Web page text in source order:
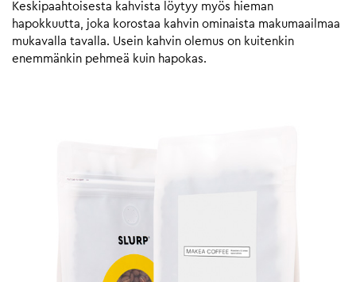
Keskipaahtoisesta kahvista löytyy myös hieman
hapokkuutta, joka korostaa kahvin ominaista makumaailmaa
mukavalla tavalla. Usein kahvin olemus on kuitenkin
enemmänkin pehmeä kuin hapokas.